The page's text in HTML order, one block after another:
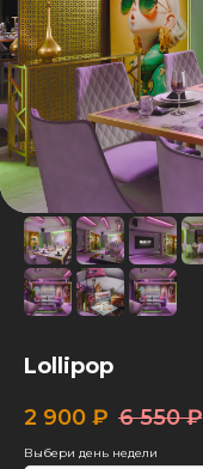
Lollipop
2 900 ₽ 6 550 ₽
Выбери день недели